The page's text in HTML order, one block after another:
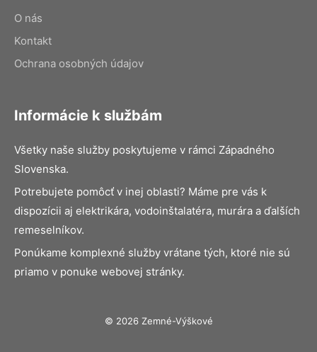
O nás
Kontakt
Ochrana osobných údajov
Informácie k službám
Všetky naše služby poskytujeme v rámci Západného
Slovenska.
Potrebujete pomôcť v inej oblasti? Máme pre vás k
dispozícii aj elektrikára, vodoinštalatéra, murára a ďalších
remeselníkov.
Ponúkame komplexné služby vrátane tých, ktoré nie sú
priamo v ponuke webovej stránky.
© 2026 Zemné-Výškové